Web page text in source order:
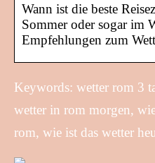
Wann ist die beste
Sommer oder sogar im
Empfehlungen zum
Keywords: wetter rom 3
wetter in rom morgen,
rom, wie ist das wetter